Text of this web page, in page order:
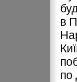
в
по